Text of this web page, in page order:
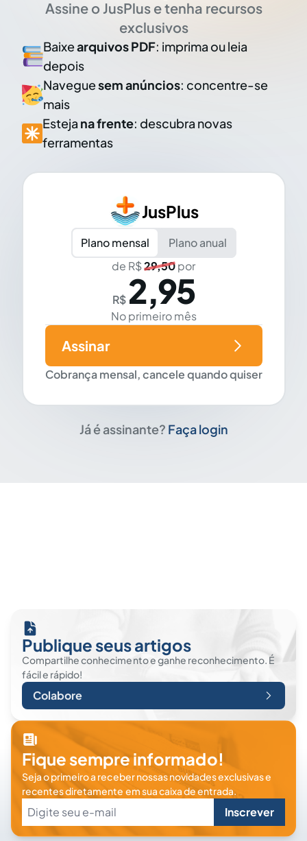
Assine o JusPlus e tenha recursos
exclusivos
Baixearquivos PDF: imprima ou leia
depois
Naveguesem anúncios: concentre-se
mais
Esteja na frente: descubra novas
ferramentas
JusPlus
Plano mensal
Plano anual
de R$29,50por
R$ 2,95
No primeiro mês
Cobrança mensal, cancele quando quiser
Assinar
Já é assinante? Faça login
Publique seus artigos
Compartilhe conhecimento e ganhe reconhecimento. É
fácil e rápido!
Colabore
Fique sempre informado!
Seja o primeiro a receber nossas novidades exclusivas e
recentes diretamente em sua caixa de entrada.
Inscrever